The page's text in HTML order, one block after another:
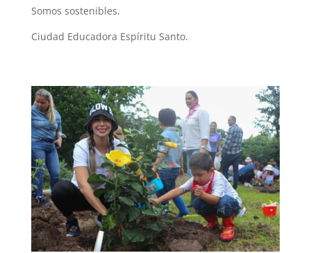
Somos sostenibles.
Ciudad Educadora Espíritu Santo.